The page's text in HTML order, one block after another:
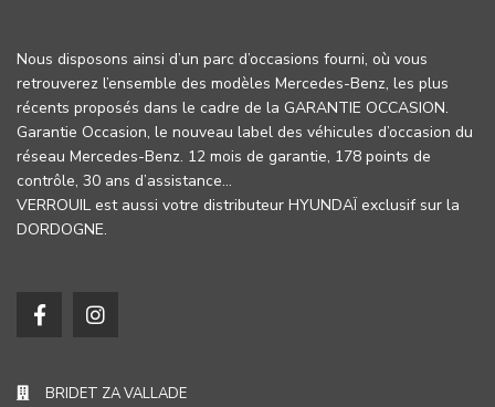
Nous disposons ainsi d’un parc d’occasions fourni, où vous
retrouverez l’ensemble des modèles Mercedes-Benz, les plus
récents proposés dans le cadre de la GARANTIE OCCASION.
Garantie Occasion, le nouveau label des véhicules d’occasion du
réseau Mercedes-Benz. 12 mois de garantie, 178 points de
contrôle, 30 ans d’assistance…
VERROUIL est aussi votre distributeur HYUNDAÏ exclusif sur la
DORDOGNE.
BRIDET ZA VALLADE